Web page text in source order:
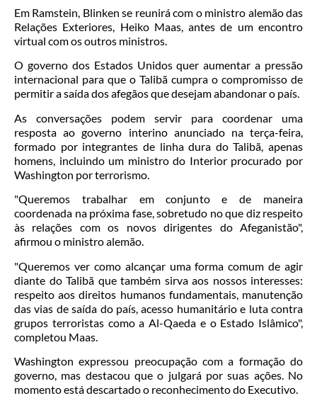
Em Ramstein, Blinken se reunirá com o ministro alemão das
Relações Exteriores, Heiko Maas, antes de um encontro
virtual com os outros ministros.
O governo dos Estados Unidos quer aumentar a pressão
internacional para que o Talibã cumpra o compromisso de
permitir a saída dos afegãos que desejam abandonar o país.
As conversações podem servir para coordenar uma
resposta ao governo interino anunciado na terça-feira,
formado por integrantes de linha dura do Talibã, apenas
homens, incluindo um ministro do Interior procurado por
Washington por terrorismo.
"Queremos trabalhar em conjunto e de maneira
coordenada na próxima fase, sobretudo no que diz respeito
às relações com os novos dirigentes do Afeganistão",
afirmou o ministro alemão.
"Queremos ver como alcançar uma forma comum de agir
diante do Talibã que também sirva aos nossos interesses:
respeito aos direitos humanos fundamentais, manutenção
das vias de saída do país, acesso humanitário e luta contra
grupos terroristas como a Al-Qaeda e o Estado Islâmico",
completou Maas.
Washington expressou preocupação com a formação do
governo, mas destacou que o julgará por suas ações. No
momento está descartado o reconhecimento do Executivo.